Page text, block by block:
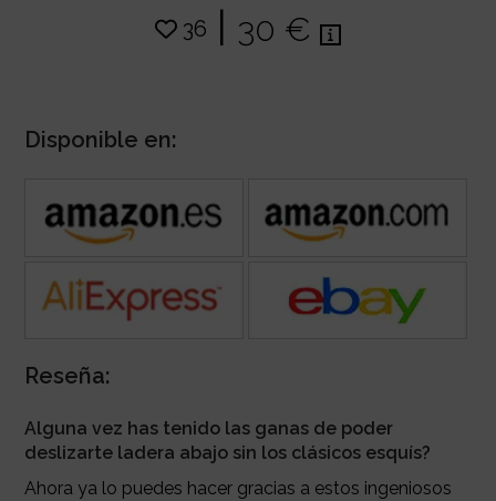
36 | 30 €
Disponible en:
Reseña:
Alguna vez has tenido las ganas de poder
deslizarte ladera abajo sin los clásicos esquís?
Ahora ya lo puedes hacer gracias a estos ingeniosos